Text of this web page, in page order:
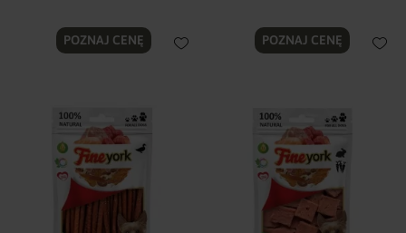
POZNAJ CENĘ POZNAJ CENĘ